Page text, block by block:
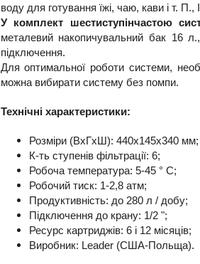
воду для готування їжі, чаю, кави і т.
У комплект шестиступінчастою
металевий накопичувальний бак 16
підключення.
Для оптимальної роботи системи,
можна вибирати систему без помпи.
Технічні характеристики:
Розміри (ВхГхШ): 440x145x340 мм;
К-ть ступенів фільтрації: 6;
Робоча температура: 5-45 ° C;
Робочий тиск: 1-2,8 атм;
Продуктивність: до 280 л / добу;
Підключення до крану: 1/2 ";
Ресурс картриджів: 6 і 12 місяців;
Виробник: Leader (США-Польща).